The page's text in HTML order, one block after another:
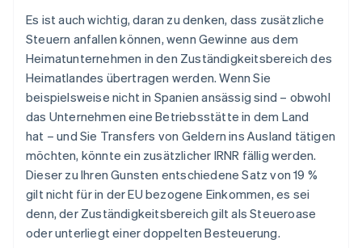
Es ist auch wichtig, daran zu denken, dass zusätzliche
Steuern anfallen können, wenn Gewinne aus dem
Heimatunternehmen in den Zuständigkeitsbereich des
Heimatlandes übertragen werden. Wenn Sie
beispielsweise nicht in Spanien ansässig sind – obwohl
das Unternehmen eine Betriebsstätte in dem Land
hat – und Sie Transfers von Geldern ins Ausland tätigen
möchten, könnte ein zusätzlicher IRNR fällig werden.
Dieser zu Ihren Gunsten entschiedene Satz von 19 %
gilt nicht für in der EU bezogene Einkommen, es sei
denn, der Zuständigkeitsbereich gilt als Steueroase
oder unterliegt einer doppelten Besteuerung.